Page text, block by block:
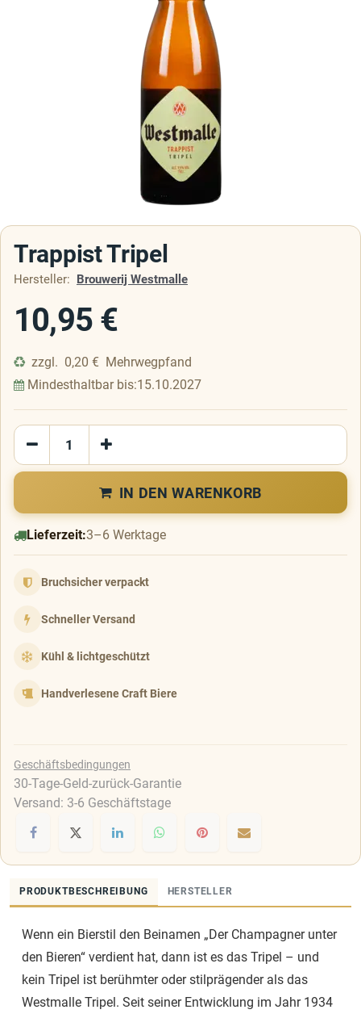
Trappist Tripel
Hersteller: Brouwerij Westmalle
10,95 €
zzgl. 0,20 € Mehrwegpfand
Mindesthaltbar bis:15.10.2027
IN DEN WARENKORB
Lieferzeit:3–6 Werktage
Bruchsicher verpackt
Schneller Versand
Kühl & lichtgeschützt
Handverlesene Craft Biere
Geschäftsbedingungen
30-Tage-Geld-zurück-Garantie
Versand: 3-6 Geschäftstage
PRODUKTBESCHREIBUNG HERSTELLER
Wenn ein Bierstil den Beinamen „Der Champagner unter
den Bieren“ verdient hat, dann ist es das Tripel – und
kein Tripel ist berühmter oder stilprägender als das
Westmalle Tripel. Seit seiner Entwicklung im Jahr 1934